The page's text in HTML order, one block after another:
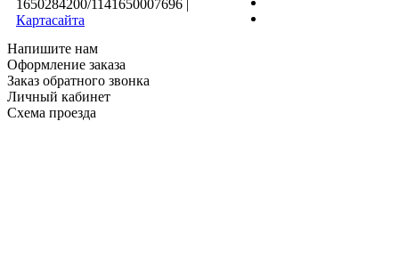
1650284200/1141650007696
Картасайта
Напишите нам
Оформление заказа
Заказ обратного звонка
Личный кабинет
Схема проезда